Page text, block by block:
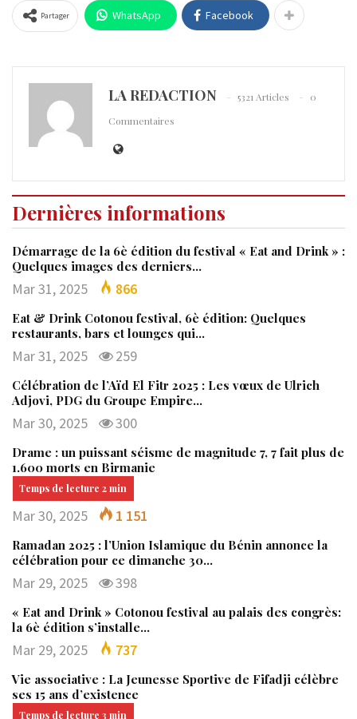
Partager WhatsApp Facebook
LA REDACTION 5321 Articles
0
Commentaires
Dernières informations
Démarrage de la 6è édition du festival « Eat and Drink » :
Quelques images des derniers…
Mar 31, 2025 866
Eat & Drink Cotonou festival, 6è édition: Quelques
restaurants, bars et lounges qui…
Mar 31, 2025 259
Célébration de l’Aïd El Fitr 2025 : Les vœux de Ulrich
Adjovi, PDG du Groupe Empire…
Mar 30, 2025 300
Drame : un puissant séisme de magnitude 7, 7 fait plus de
1.600 morts en Birmanie
Mar 30, 2025 1 151
Ramadan 2025 : l’Union Islamique du Bénin annonce la
célébration pour ce dimanche 30…
Mar 29, 2025 398
« Eat and Drink » Cotonou festival au palais des congrès:
la 6è édition s’installe…
Mar 29, 2025 737
Vie associative : La Jeunesse Sportive de Fifadji célèbre
ses 15 ans d’existence